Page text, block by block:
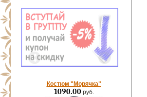
Костюм "Морячка"
1090.00руб.